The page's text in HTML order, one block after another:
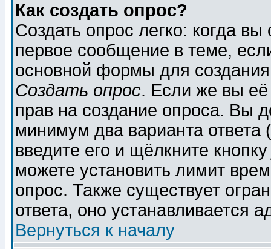
Как создать опрос?
Создать опрос легко: когда
первое сообщение в теме,
основной формы для
Создать опрос. Если же вы её
прав на создание опроса. Вы
минимум два варианта ответа
введите его и щёлкните
можете установить лимит
опрос. Также существует
ответа, оно устанавливается
Вернуться к началу